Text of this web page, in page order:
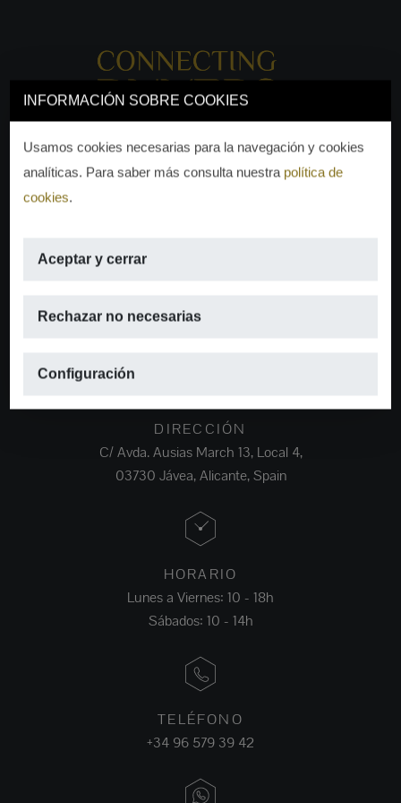
INFORMACIÓN SOBRE COOKIES
Usamos cookies necesarias para la navegación y cookies
analíticas. Para saber más consulta nuestra política de
cookies.
Aceptar y cerrar
Rechazar no necesarias
Configuración
EMAIL
DIRECCIÓN
C/ Avda. Ausias March 13, Local 4,
03730 Jávea, Alicante, Spain
HORARIO
Lunes a Viernes: 10 - 18h
Sábados: 10 - 14h
TELÉFONO
+34 96 579 39 42